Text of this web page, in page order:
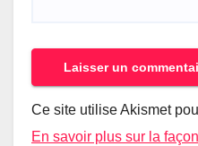
Ce site utilise Akismet
En savoir plus sur la